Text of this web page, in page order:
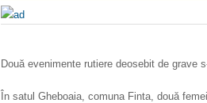
Două evenimente rutiere deosebit de grave
În satul Gheboaia, comuna Finta, două